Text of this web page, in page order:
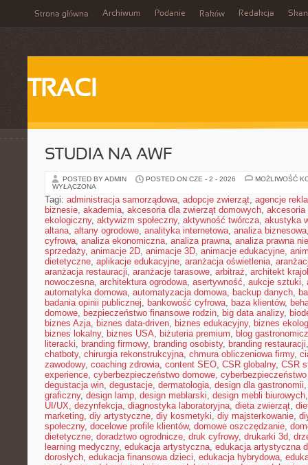
Strona główna Archiwum Podanie Raków Redakcja
TRACI
STUDIA NA AWF
POSTED BY ADMIN POSTED ON CZE - 2 - 2026
MOŻLIWOŚĆ
WYŁĄCZONA
Tagi: administracja samorządowa, adopcje zwierząt, agencje
biznesie, akademia, akcesoria dla zwierząt domowych, akcesoria
ekologiczny, aktywizm społeczny, aktywność twórcza, akustyka
altana, altany ogrodowe, analityka internetowa, analiza biznesowa
cyfrowa, analiza ekonomiczna, analiza prawna, analiza prawna
sprzedaży, animacje 2D, animacje 3D, animacje edukacyjne,
dietetyczne, aplikacje edukacyjne, aranżacja oświetlenia,
aranżacja restauracji, aranżacje tarasowe, arbitraż, architekt
nowoczesna, architektura ogrodowa, asertywność, aukcje sztuki,
automatyka domowa, automatyzacja domowa, backup danych,
badania opinii publicznej, bankowość cyfrowa, baza klientów,
domowe, bezpieczeństwo finansowe rodzin, big data analizy,
biznes Azja, biznes data-driven, biznes edukacyjny, biznes
biznes lokalny, biznes USA, biżuteria premium, blog
literacki, branding firmowy, branding osobisty, branding restauracji
chatboty, chirurgia rekonstrukcyjna, chmura obliczeniowa firmy,
zawodowy, coaching zdrowia, content SEO, CSR globalny, CSR
experience, cyberbezpieczeństwo domowe,
degustacja win, degustacje, dermatologia, design dla gastronomii
graficzny, design lamp, design meblarski, design mebli biurowych
UI/UX, dezynfekcja, diagnostyka laboratoryjna, dieta zwierząt,
marketing, diy artystyczne, diy kosmetyki, diy majsterkowanie,
społeczny, docelowe profile klientów, domowe oszczędzanie,
dietetyczne, doradztwo ogrodnicze, druk cyfrowy, drukarki 3d,
learning medyczny, edukacja artystyczna, edukacja artystyczna
dorosłych, edukacja finansowa dzieci, edukacja hybrydowa,